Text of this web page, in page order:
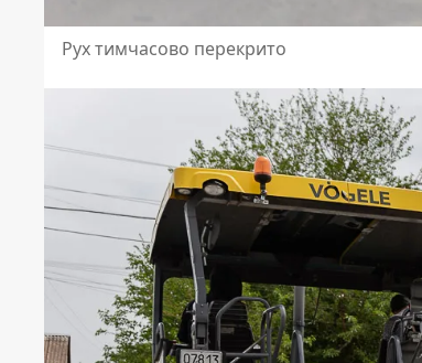
Рух тимчасово перекрито